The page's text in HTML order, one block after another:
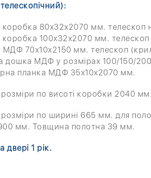
80х32х2070 мм. телескоп
100х32х2070 мм.
МДФ 70х10х2150 мм. телескоп
дошка МДФ у розмірах 100/150/
планка МДФ 35х10х2070 мм.
розміри по висоті коробки 2040 мм.
розміри по ширині 665 мм. для
мм. Товщина полотна 39 мм.
двері 1 рік.